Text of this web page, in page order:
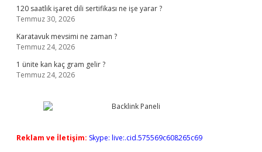
120 saatlik işaret dili sertifikası ne işe yarar ?
Temmuz 30, 2026
Karatavuk mevsimi ne zaman ?
Temmuz 24, 2026
1 ünite kan kaç gram gelir ?
Temmuz 24, 2026
Reklam ve İletişim: Skype: live:.cid.575569c608265c69